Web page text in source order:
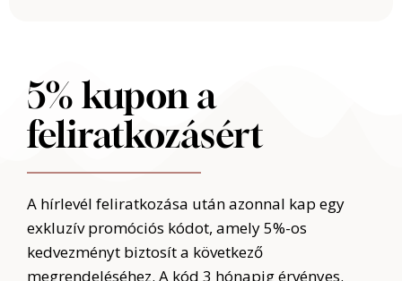
5% kupon a
feliratkozásért
A hírlevél feliratkozása után azonnal kap egy
exkluzív promóciós kódot, amely 5%-os
kedvezményt biztosít a következő
megrendeléséhez. A kód 3 hónapig érvényes.